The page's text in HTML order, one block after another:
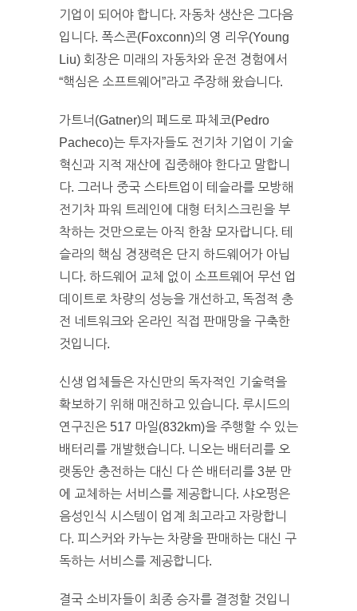
기업이 되어야 합니다. 자동차 생산은 그다음
입니다. 폭스콘(Foxconn)의 영 리우(Young
Liu) 회장은 미래의 자동차와 운전 경험에서
“핵심은 소프트웨어”라고 주장해 왔습니다.
가트너(Gatner)의 페드로 파체코(Pedro
Pacheco)는 투자자들도 전기차 기업이 기술
혁신과 지적 재산에 집중해야 한다고 말합니
다. 그러나 중국 스타트업이 테슬라를 모방해
전기차 파워 트레인에 대형 터치스크린을 부
착하는 것만으로는 아직 한참 모자랍니다. 테
슬라의 핵심 경쟁력은 단지 하드웨어가 아닙
니다. 하드웨어 교체 없이 소프트웨어 무선 업
데이트로 차량의 성능을 개선하고, 독점적 충
전 네트워크와 온라인 직접 판매망을 구축한
것입니다.
신생 업체들은 자신만의 독자적인 기술력을
확보하기 위해 매진하고 있습니다. 루시드의
연구진은 517 마일(832km)을 주행할 수 있는
배터리를 개발했습니다. 니오는 배터리를 오
랫동안 충전하는 대신 다 쓴 배터리를 3분 만
에 교체하는 서비스를 제공합니다. 샤오펑은
음성인식 시스템이 업계 최고라고 자랑합니
다. 피스커와 카누는 차량을 판매하는 대신 구
독하는 서비스를 제공합니다.
결국 소비자들이 최종 승자를 결정할 것입니